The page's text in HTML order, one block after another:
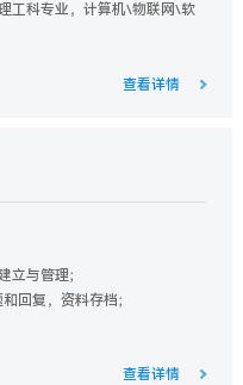
工科专业，计算机\物联网\软
，思路清晰、主动性强，能承
查看详情
立与管理；
回复，资料存档；
查看详情